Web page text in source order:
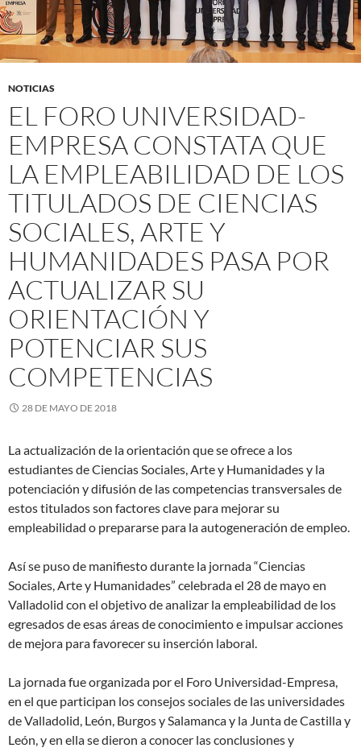
NOTICIAS
EL FORO UNIVERSIDAD-
EMPRESA CONSTATA QUE
LA EMPLEABILIDAD DE LOS
TITULADOS DE CIENCIAS
SOCIALES, ARTE Y
HUMANIDADES PASA POR
ACTUALIZAR SU
ORIENTACIÓN Y
POTENCIAR SUS
COMPETENCIAS
28 DE MAYO DE 2018
La actualización de la orientación que se ofrece a los
estudiantes de Ciencias Sociales, Arte y Humanidades y la
potenciación y difusión de las competencias transversales de
estos titulados son factores clave para mejorar su
empleabilidad o prepararse para la autogeneración de empleo.
Así se puso de manifiesto durante la jornada “Ciencias
Sociales, Arte y Humanidades” celebrada el 28 de mayo en
Valladolid con el objetivo de analizar la empleabilidad de los
egresados de esas áreas de conocimiento e impulsar acciones
de mejora para favorecer su inserción laboral.
La jornada fue organizada por el Foro Universidad-Empresa,
en el que participan los consejos sociales de las universidades
de Valladolid, León, Burgos y Salamanca y la Junta de Castilla y
León, y en ella se dieron a conocer las conclusiones y